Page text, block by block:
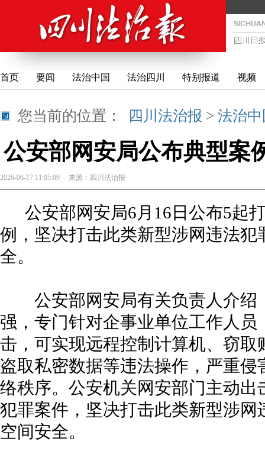
首页 要闻 法治中国 法治四川 特别报道 视频
您当前的位置： 四川法治报 > 法治
公安部网安局公布典型案
2026-06-17 11:05:09 来源： 四川法治报
公安部网安局6月16日公布5起
例，坚决打击此类新型涉网违法
全。
公安部网安局有关负责人介绍
强，专门针对企事业单位工作人
击，可实现远程控制计算机、窃
盗取私密数据等违法操作，严重
络秩序。公安机关网安部门主动出
犯罪案件，坚决打击此类新型涉
空间安全。